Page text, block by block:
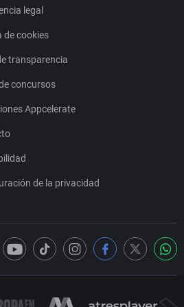
legal
de cookies
transparencia
concursos
Appcelerate
de la privacidad